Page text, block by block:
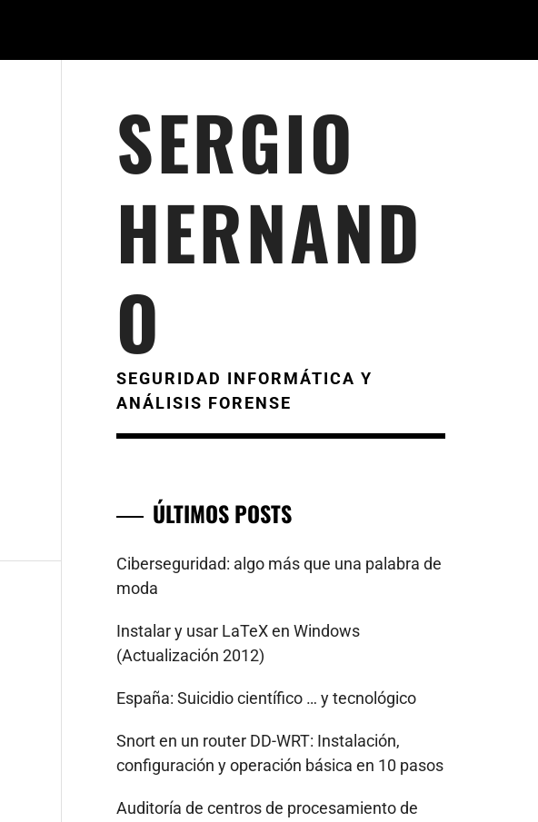
SERGIO
HERNAND
O
SEGURIDAD INFORMÁTICA Y
ANÁLISIS FORENSE
ÚLTIMOS POSTS
Ciberseguridad: algo más que una palabra de
moda
Instalar y usar LaTeX en Windows
(Actualización 2012)
España: Suicidio científico … y tecnológico
Snort en un router DD-WRT: Instalación,
configuración y operación básica en 10 pasos
Auditoría de centros de procesamiento de